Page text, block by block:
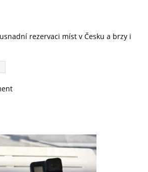
rezervaci míst v Česku a brzy i